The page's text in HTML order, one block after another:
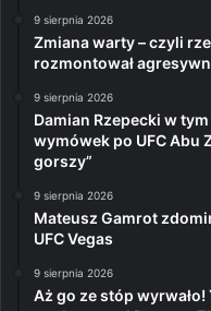
9 sierpnia 2026
Zmiana warty – czyli
rozmontował
9 sierpnia 2026
Damian Rzepecki w
wymówek po UFC Abu
gorszy”
9 sierpnia 2026
Mateusz Gamrot
UFC Vegas
9 sierpnia 2026
Aż go ze stóp